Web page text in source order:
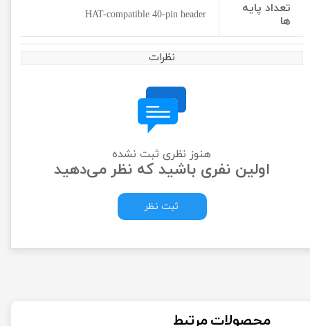
تعداد پایه
ها
HAT-compatible 40-pin header
نظرات
هنوز نظری ثبت نشده
اولین نفری باشید که نظر می‌دهید
ثبت نظر
محصولات مرتبط